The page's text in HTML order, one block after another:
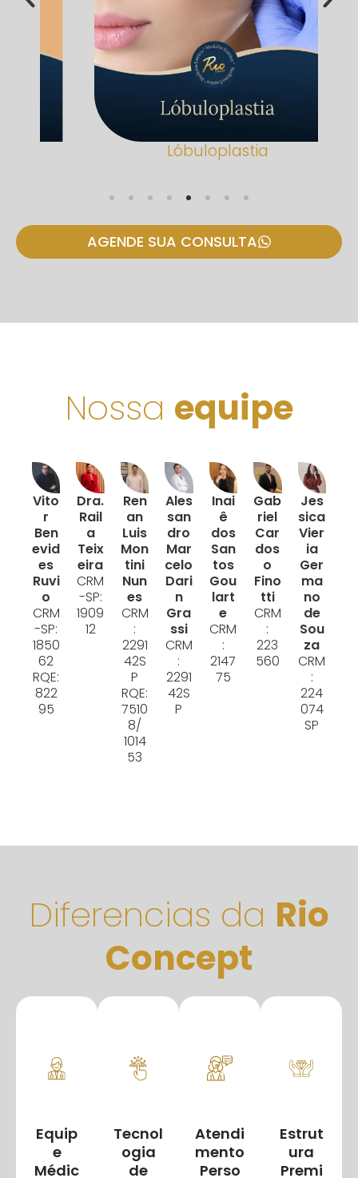
Lóbuloplastia
AGENDE SUA CONSULTA
Nossa equipe
Vito
r
Ben
evid
es
Ruvi
o
CRM
-SP:
1850
62
RQE:
822
95
Dra.
Rail
a
Teix
eira
CRM
-SP:
1909
12
Ren
an
Luis
Mon
tini
Nun
es
CRM
:
2291
42S
P
RQE:
7510
8/
1014
53
Ales
san
dro
Mar
celo
Dari
n
Gra
ssi
CRM
:
2291
42S
P
Inai
ê
dos
San
tos
Gou
lart
e
CRM
:
2147
75
Gab
riel
Car
dos
o
Fino
tti
CRM
:
223
560
Jes
sica
Vier
ia
Ger
ma
no
de
Sou
za
CRM
:
224
074
SP
Diferencias da Rio
Concept
Equip
e
Médic
Tecnol
ogia
de
Atendi
mento
Perso
Estrut
ura
Premi